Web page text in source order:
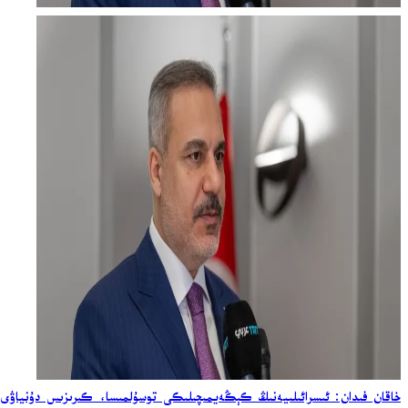
خاقان فىدان: ئىسرائىلىيەنىڭ كېڭەيمىچىلىكى توسۇلمىسا، كىرىزىس